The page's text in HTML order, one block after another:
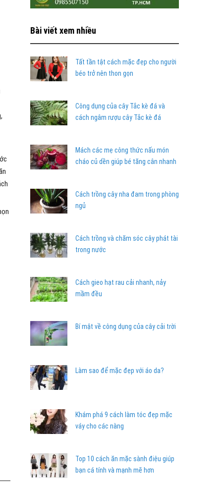
Bài viết xem nhiều
Tất tần tật cách mặc đẹp cho người
béo trở nên thon gọn
Công dụng của cây Tắc kè đá và
cách ngâm rượu cây Tắc kè đá
Mách các mẹ công thức nấu món
cháo củ dền giúp bé tăng cân nhanh
Cách trồng cây nha đam trong phòng
ngủ
Cách trồng và chăm sóc cây phát tài
trong nước
Cách gieo hạt rau cải nhanh, nảy
mầm đều
Bí mật về công dụng của cây cải trời
Làm sao để mặc đẹp với áo da?
Khám phá 9 cách làm tóc đẹp mặc
váy cho các nàng
Top 10 cách ăn mặc sành điệu giúp
bạn cá tính và mạnh mẽ hơn